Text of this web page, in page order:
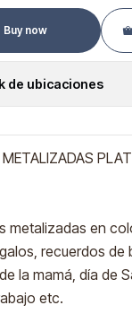
Buy now
de ubicaciones
metalizadas en
recuerdos de
la mamá, día de
etc.